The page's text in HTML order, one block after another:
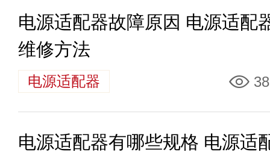
电源适配器故障原因 电源适配
维修方法
电源适配器
电源适配器有哪些规格 电源适